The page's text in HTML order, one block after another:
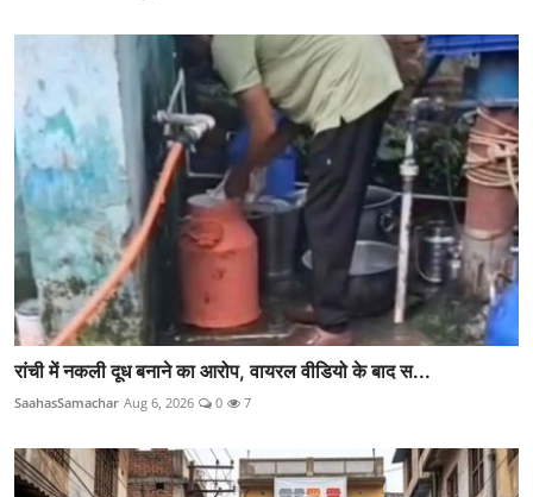
रांची में नकली दूध बनाने का आरोप, वायरल वीडियो के बाद स...
SaahasSamachar Aug 6, 2026 0 7